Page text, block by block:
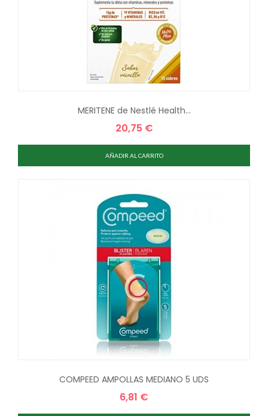
MERITENE de Nestlé Health...
Precio
20,75 €
AÑADIR AL CARRITO
COMPEED AMPOLLAS MEDIANO 5 UDS
Precio
6,81 €